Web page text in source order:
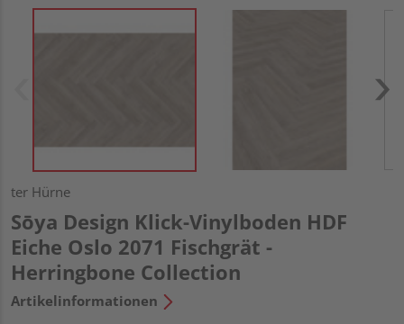
ter Hürne
Sōya Design Klick-Vinylboden HDF
Eiche Oslo 2071 Fischgrät -
Herringbone Collection
Artikelinformationen